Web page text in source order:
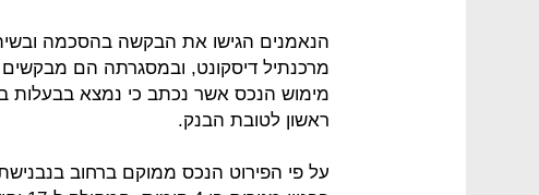
הנאמנים הגישו את הבקשה בהסכמה
מרכנתיל דיסקונט, ובמסגרתה הם מבקשים
מימוש הנכס אשר נכתב כי נמצא בבעלות
ראשון לטובת הבנק.